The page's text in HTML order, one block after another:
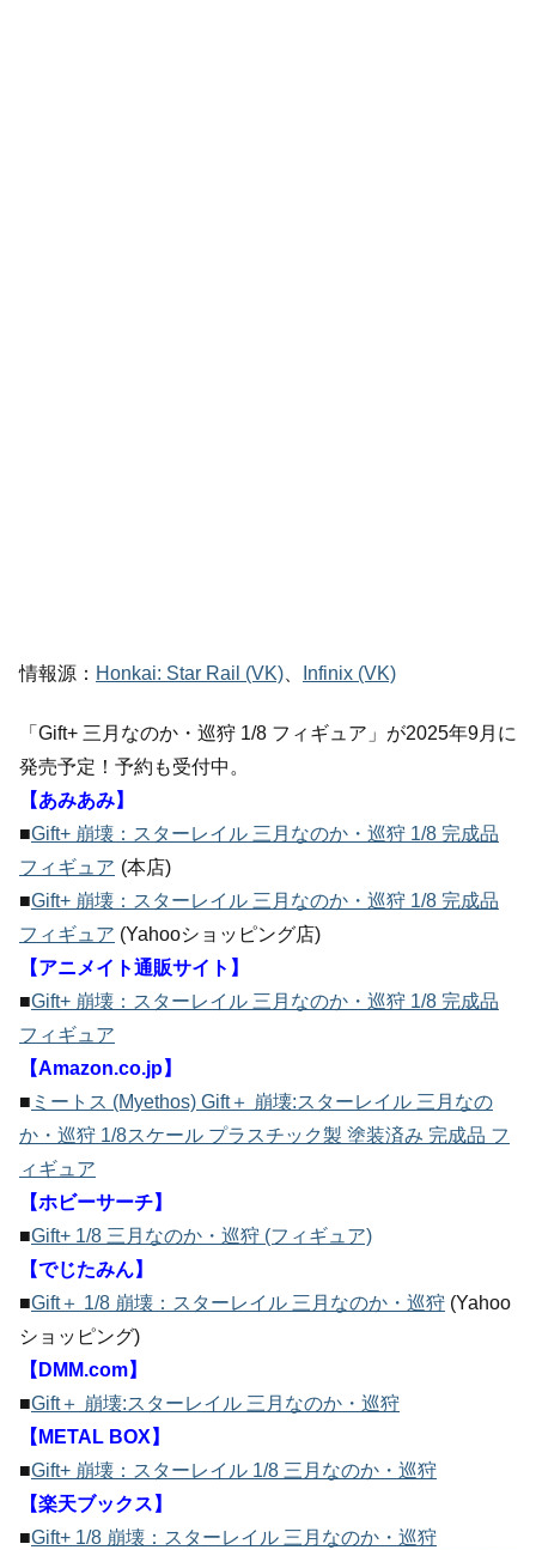
情報源： Honkai: Star Rail (VK) Infinix (VK)
「Gift+ 三月なのか・巡狩 1/8 フィギュア」が2025年9月に
発売予定！予約も受付中。
【あみあみ】
■Gift+ 崩壊：スターレイル 三月なのか・巡狩 1/8 完成品
フィギュア (本店)
■Gift+ 崩壊：スターレイル 三月なのか・巡狩 1/8 完成品
フィギュア (Yahooショッピング店)
【アニメイト通販サイト】
■Gift+ 崩壊：スターレイル 三月なのか・巡狩 1/8 完成品
フィギュア
【Amazon.co.jp】
■ ミートス (Myethos) Gift＋ 崩壊:スターレイル 三月なの
か・巡狩 1/8スケール プラスチック製 塗装済み 完成品 フ
ィギュア
【ホビーサーチ】
■Gift+ 1/8 三月なのか・巡狩 (フィギュア)
【でじたみん】
■Gift＋ 1/8 崩壊：スターレイル 三月なのか・巡狩 (Yahoo
ショッピング)
【DMM.com】
■Gift＋ 崩壊:スターレイル 三月なのか・巡狩
【METAL BOX】
■Gift+ 崩壊：スターレイル 1/8 三月なのか・巡狩
【楽天ブックス】
■Gift+ 1/8 崩壊：スターレイル 三月なのか・巡狩